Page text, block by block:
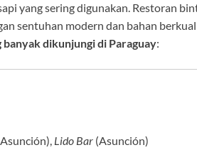
yang sering digunakan. Restoran
sentuhan modern dan bahan
dikunjungi di Paraguay:
Lido Bar (Asunción)